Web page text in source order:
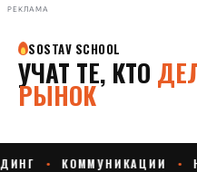
РЕКЛАМА